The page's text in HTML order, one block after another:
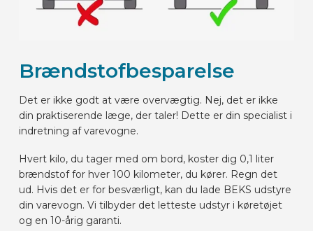
Brændstofbesparelse
Det er ikke godt at være overvægtig. Nej, det er ikke
din praktiserende læge, der taler! Dette er din specialist i
indretning af varevogne.
Hvert kilo, du tager med om bord, koster dig 0,1 liter
brændstof for hver 100 kilometer, du kører. Regn det
ud. Hvis det er for besværligt, kan du lade BEKS udstyre
din varevogn. Vi tilbyder det letteste udstyr i køretøjet
og en 10-årig garanti.